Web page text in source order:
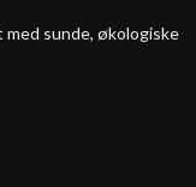
sunde, økologiske